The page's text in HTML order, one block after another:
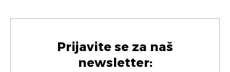
Prijavite se za naš
newsletter: